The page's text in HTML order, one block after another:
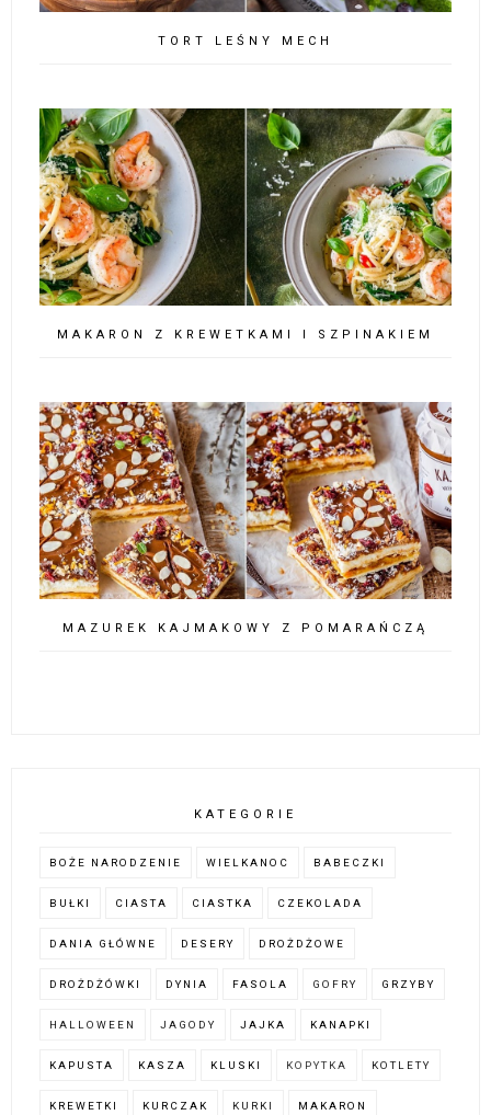
TORT LEŚNY MECH
MAKARON Z KREWETKAMI I SZPINAKIEM
MAZUREK KAJMAKOWY Z POMARAŃCZĄ
KATEGORIE
BOŻE NARODZENIE WIELKANOC BABECZKI
BUŁKI CIASTA CIASTKA CZEKOLADA
DANIA GŁÓWNE DESERY DROŻDŻOWE
DROŻDŻÓWKI DYNIA FASOLA GOFRY GRZYBY
HALLOWEEN JAGODY JAJKA KANAPKI
KAPUSTA KASZA KLUSKI KOPYTKA KOTLETY
KREWETKI KURCZAK KURKI MAKARON